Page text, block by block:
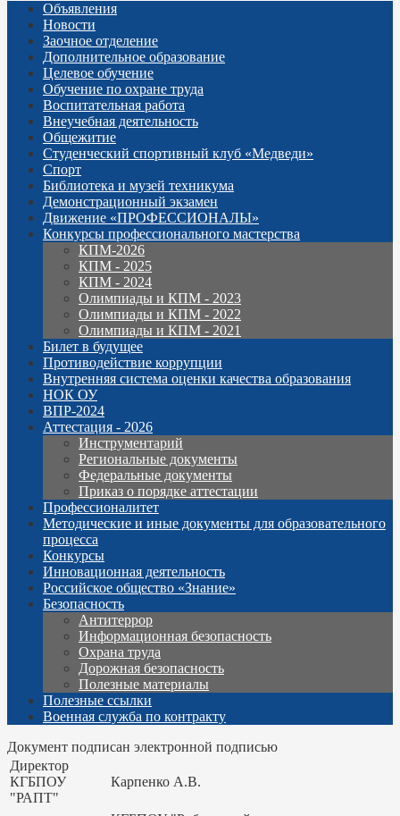
Объявления
Новости
Заочное отделение
Дополнительное образование
Целевое обучение
Обучение по охране труда
Воспитательная работа
Внеучебная деятельность
Общежитие
Студенческий спортивный клуб «Медведи»
Спорт
Библиотека и музей техникума
Демонстрационный экзамен
Движение «ПРОФЕССИОНАЛЫ»
Конкурсы профессионального мастерства
КПМ-2026
КПМ - 2025
КПМ - 2024
Олимпиады и КПМ - 2023
Олимпиады и КПМ - 2022
Олимпиады и КПМ - 2021
Билет в будущее
Противодействие коррупции
Внутренняя система оценки качества образования
НОК ОУ
ВПР-2024
Аттестация - 2026
Инструментарий
Региональные документы
Федеральные документы
Приказ о порядке аттестации
Профессионалитет
Методические и иные документы для образовательного
процесса
Конкурсы
Инновационная деятельность
Российское общество «Знание»
Безопасность
Антитеррор
Информационная безопасность
Охрана труда
Дорожная безопасность
Полезные материалы
Полезные ссылки
Военная служба по контракту
Документ подписан электронной подписью
Директор
КГБПОУ
"РАПТ"
Карпенко А.В.